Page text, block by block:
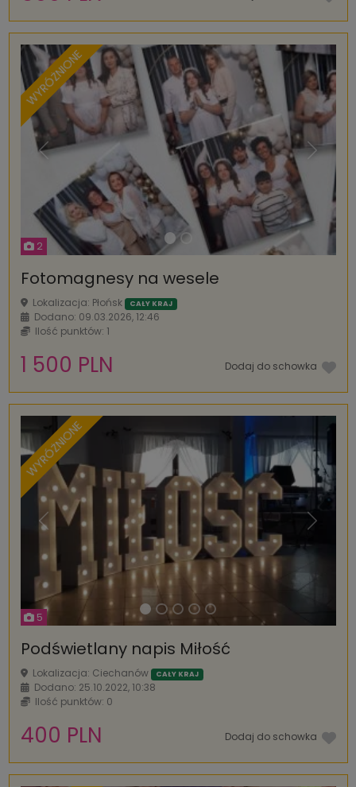
WYRÓŻNIONE
2
Poprzednia
Fotomagnesy na wesele
Lokalizacja: Płońsk CAŁY KRAJ
Dodano: 09.03.2026, 12:46
Ilość punktów: 1
1 500 PLN Dodaj do schowka
WYRÓŻNIONE
5
Poprzednia
Podświetlany napis Miłość
Lokalizacja: Ciechanów CAŁY KRAJ
Dodano: 25.10.2022, 10:38
Ilość punktów: 0
400 PLN Dodaj do schowka